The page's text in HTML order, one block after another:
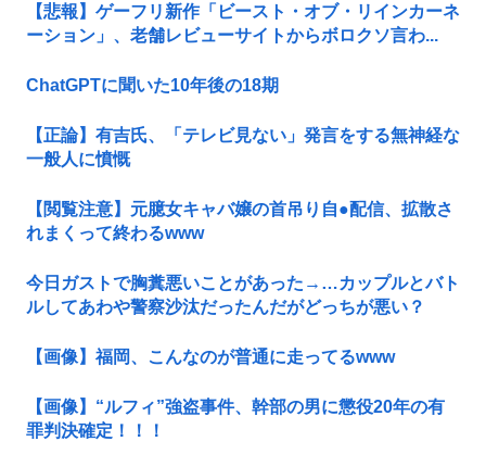
【悲報】ゲーフリ新作「ビースト・オブ・リインカーネ
ーション」、老舗レビューサイトからボロクソ言わ...
ChatGPTに聞いた10年後の18期
【正論】有吉氏、「テレビ見ない」発言をする無神経な
一般人に憤慨
【閲覧注意】元臆女キャバ嬢の首吊り自●配信、拡散さ
れまくって終わるwww
今日ガストで胸糞悪いことがあった→…カップルとバト
ルしてあわや警察沙汰だったんだがどっちが悪い？
【画像】福岡、こんなのが普通に走ってるwww
【画像】“ルフィ”強盗事件、幹部の男に懲役20年の有
罪判決確定！！！